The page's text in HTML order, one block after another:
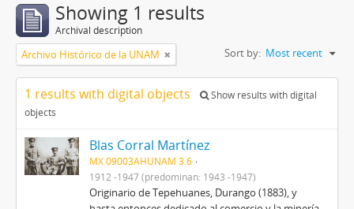
Showing 1 results
Archival description
Archivo Histórico de la UNAM Sort by: Most recent
1 results with digital objects
Show results with digital
objects
Blas Corral Martínez
MX 09003AHUNAM 3.6
1912 -1947 (predominan: 1943 -1947)
Originario de Tepehuanes, Durango (1883), y